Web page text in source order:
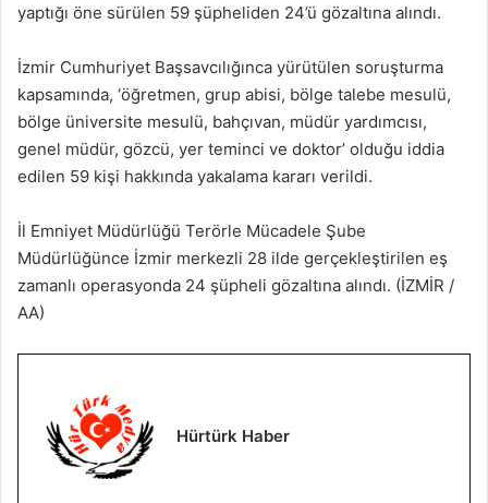
yaptığı öne sürülen 59 şüpheliden 24’ü gözaltına alındı.
İzmir Cumhuriyet Başsavcılığınca yürütülen soruşturma
kapsamında, ‘öğretmen, grup abisi, bölge talebe mesulü,
bölge üniversite mesulü, bahçıvan, müdür yardımcısı,
genel müdür, gözcü, yer teminci ve doktor’ olduğu iddia
edilen 59 kişi hakkında yakalama kararı verildi.
İl Emniyet Müdürlüğü Terörle Mücadele Şube
Müdürlüğünce İzmir merkezli 28 ilde gerçekleştirilen eş
zamanlı operasyonda 24 şüpheli gözaltına alındı. (İZMİR /
AA)
Hürtürk Haber